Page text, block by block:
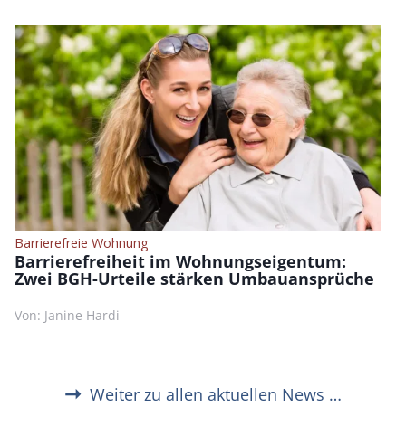
Barrierefreie Wohnung
Barrierefreiheit im Wohnungseigentum:
Zwei BGH-Urteile stärken Umbauansprüche
Von: Janine Hardi
Weiter zu allen aktuellen News …